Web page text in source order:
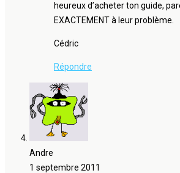
heureux d’acheter ton guide,
EXACTEMENT à leur problème.
Cédric
Répondre
Andre
1 septembre 2011